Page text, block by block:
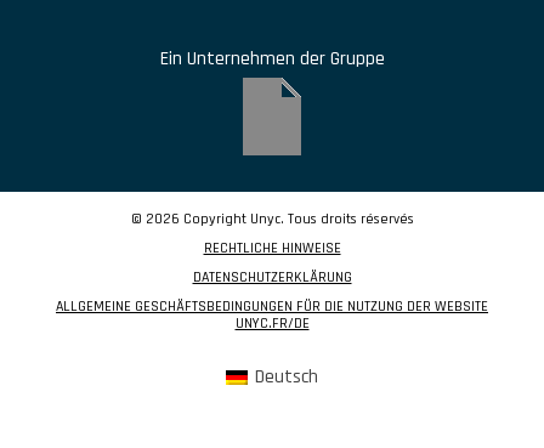
Ein Unternehmen der Gruppe
© 2026 Copyright Unyc. Tous droits réservés
RECHTLICHE HINWEISE
DATENSCHUTZERKLÄRUNG
ALLGEMEINE GESCHÄFTSBEDINGUNGEN FÜR DIE NUTZUNG DER WEBSITE
UNYC.FR/DE
Deutsch